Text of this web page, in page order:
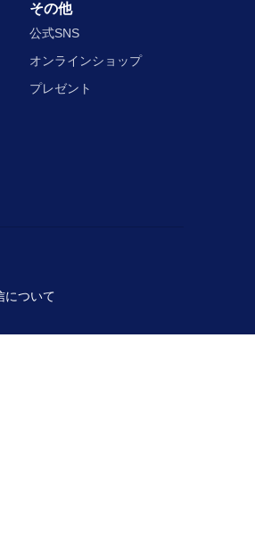
その他
公式SNS
オンラインショップ
プレゼント
について